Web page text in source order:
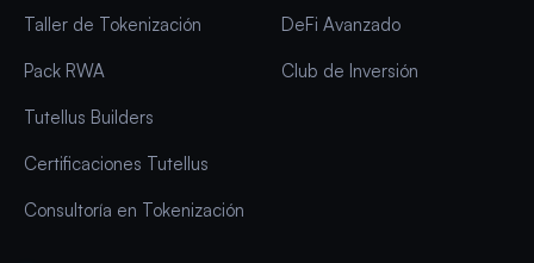
Taller de Tokenización
Pack RWA
Tutellus Builders
Certificaciones Tutellus
Consultoría en Tokenización
DeFi Avanzado
Club de Inversión